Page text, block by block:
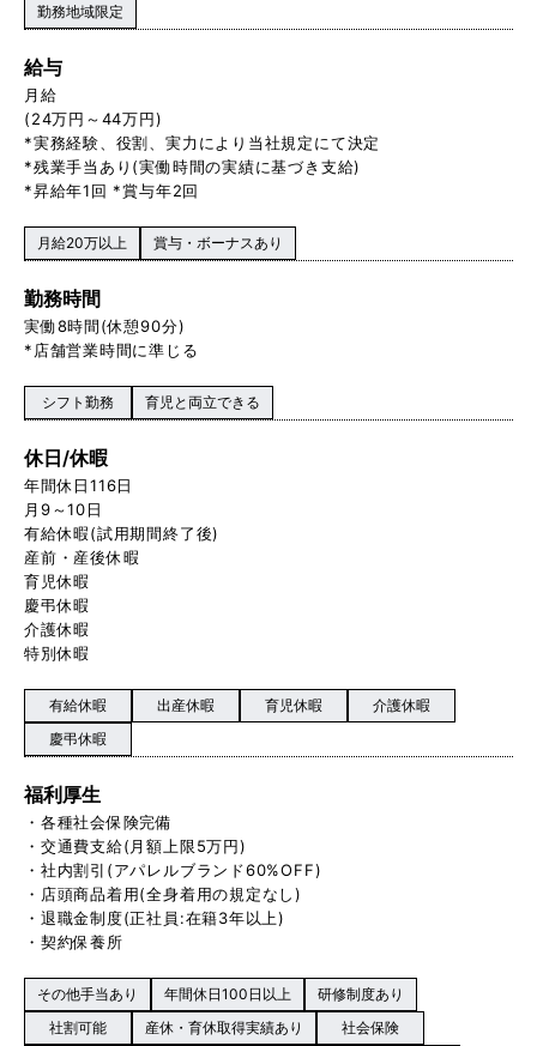
勤務地域限定
給与
月給
(24万円～44万円)
*実務経験、役割、実力により当社規定にて決定
*残業手当あり(実働時間の実績に基づき支給)
*昇給年1回 *賞与年2回
月給20万以上 賞与・ボーナスあり
勤務時間
実働8時間(休憩90分)
*店舗営業時間に準じる
シフト勤務 育児と両立できる
休日/休暇
年間休日116日
月9～10日
有給休暇(試用期間終了後)
産前・産後休暇
育児休暇
慶弔休暇
介護休暇
特別休暇
有給休暇 出産休暇 育児休暇
介護休暇
慶弔休暇
福利厚生
・各種社会保険完備
・交通費支給(月額上限5万円)
・社内割引(アパレルブランド60%OFF)
・店頭商品着用(全身着用の規定なし)
・退職金制度(正社員:在籍3年以上)
・契約保養所
その他手当あり 年間休日100日以上
研修制度あり
社割可能
産休・育休取得実績あり 社会保険